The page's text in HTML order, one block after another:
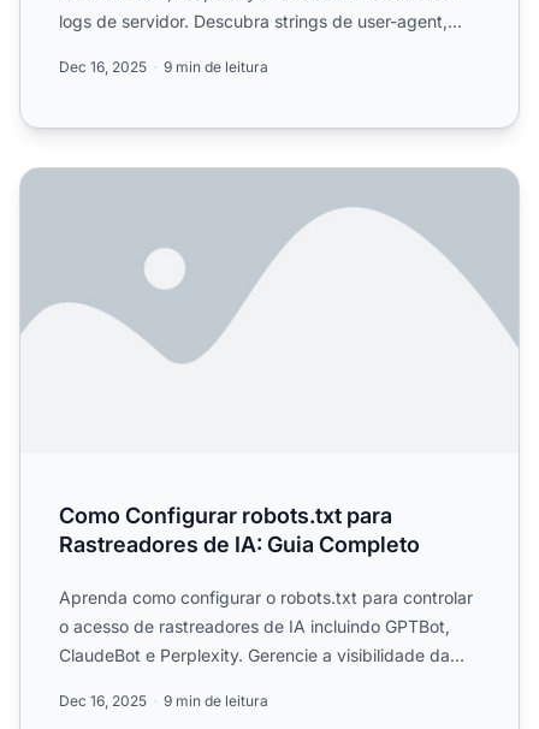
logs de servidor. Descubra strings de user-agent,
Dec 16, 2025 9 min de leitura
Como Configurar robots.txt para Rastreadores de IA:
Como Configurar robots.txt para
Rastreadores de IA: Guia Completo
Aprenda como configurar o robots.txt para controlar
o acesso de rastreadores de IA incluindo GPTBot,
ClaudeBot e Perplexity. Gerencie a visibilidade da
Dec 16, 2025 9 min de leitura